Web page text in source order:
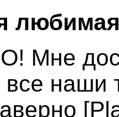
Мне
все наши